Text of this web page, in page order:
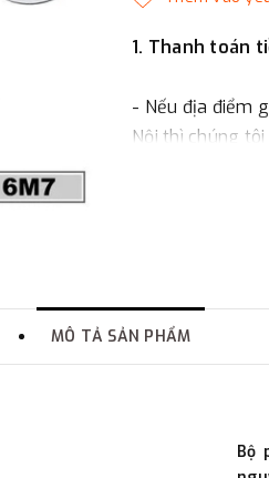
1. Thanh toán
- Nếu địa điểm
Nội thì chúng
một phần giá
quận Đống Đa,
đơn đặt hàng
MÔ TẢ SẢN PHẨM
Bộ